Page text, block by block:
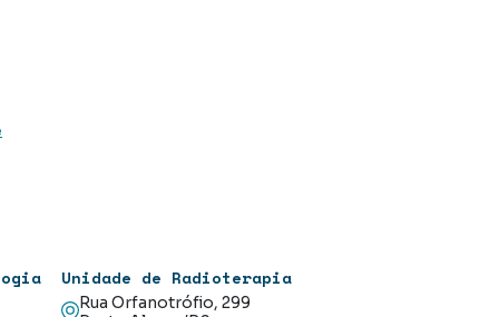
Unidade de Radioterapia
Rua Orfanotrófio, 299